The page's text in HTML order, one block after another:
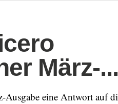
März-...
eine Antwort auf